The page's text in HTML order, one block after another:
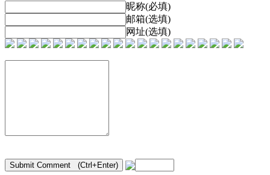
昵称(必填)
邮箱(选填)
网址(选填)